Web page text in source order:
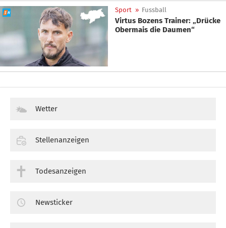
Sport » Fussball
Virtus Bozens Trainer: „Drücke
Obermais die Daumen“
Wetter
Stellenanzeigen
Todesanzeigen
Newsticker